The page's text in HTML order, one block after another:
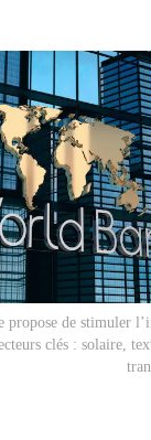
propose de stimuler
clés : solaire,